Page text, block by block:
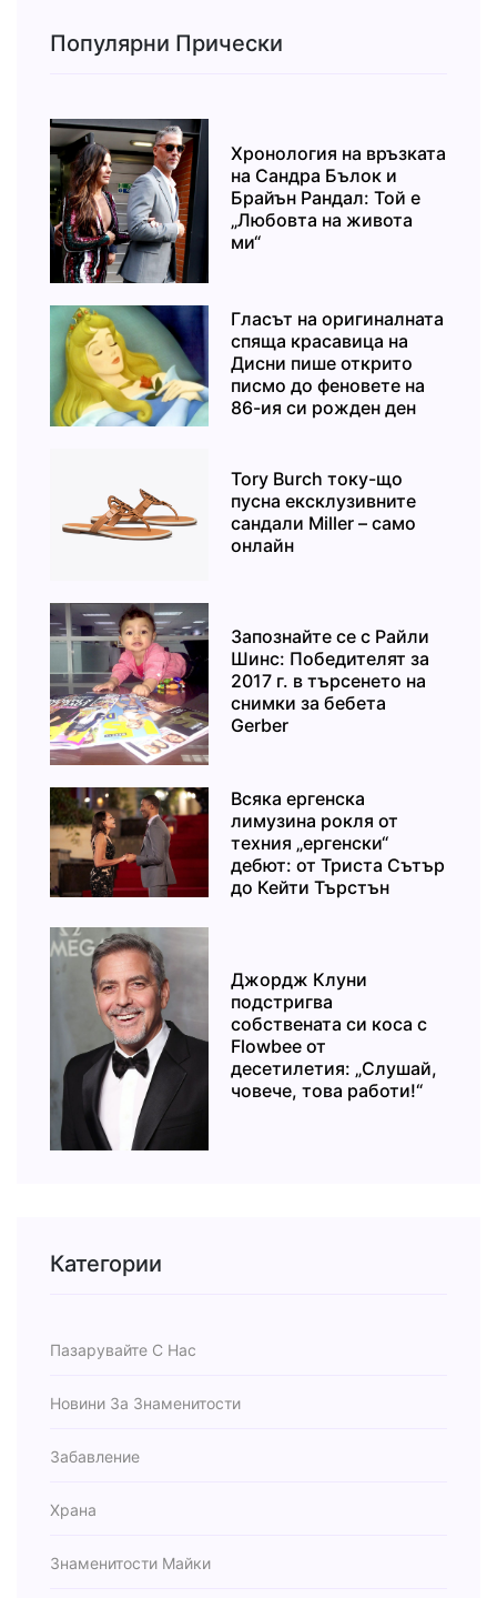
Популярни Прически
Хронология на връзката
на Сандра Бълок и
Брайън Рандал: Той е
„Любовта на живота
ми“
Гласът на оригиналната
спяща красавица на
Дисни пише открито
писмо до феновете на
86-ия си рожден ден
Tory Burch току-що
пусна ексклузивните
сандали Miller – само
онлайн
Запознайте се с Райли
Шинс: Победителят за
2017 г. в търсенето на
снимки за бебета
Gerber
Всяка ергенска
лимузина рокля от
техния „ергенски“
дебют: от Триста Сътър
до Кейти Търстън
Джордж Клуни
подстригва
собствената си коса с
Flowbee от
десетилетия: „Слушай,
човече, това работи!“
Категории
Пазарувайте С Нас
Новини За Знаменитости
Забавление
Храна
Знаменитости Майки